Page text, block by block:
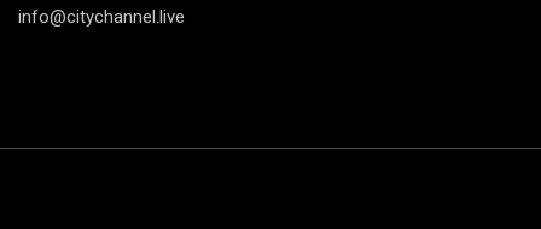
info@citychannel.live